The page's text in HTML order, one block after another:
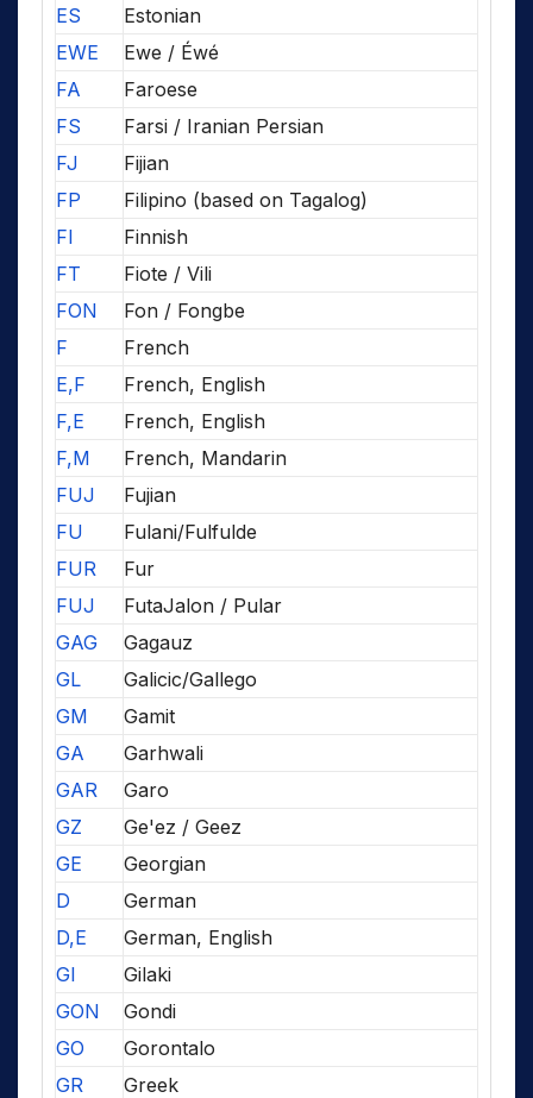
ES
Estonian
EWE
Ewe / Éwé
FA
Faroese
FS
Farsi / Iranian Persian
FJ
Fijian
FP
Filipino (based on Tagalog)
FI
Finnish
FT
Fiote / Vili
FON
Fon / Fongbe
F
French
E,F
French, English
F,E
French, English
F,M
French, Mandarin
FUJ
Fujian
FU
Fulani/Fulfulde
FUR
Fur
FUJ
FutaJalon / Pular
GAG
Gagauz
GL
Galicic/Gallego
GM
Gamit
GA
Garhwali
GAR
Garo
GZ
Ge'ez / Geez
GE
Georgian
D
German
D,E
German, English
GI
Gilaki
GON
Gondi
GO
Gorontalo
GR
Greek